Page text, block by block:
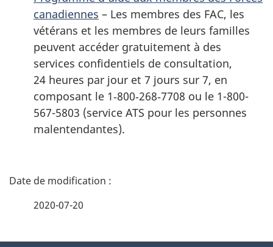
canadiennes – Les membres des FAC, les
vétérans et les membres de leurs familles
peuvent accéder gratuitement à des
services confidentiels de consultation,
24 heures par jour et 7 jours sur 7, en
composant le 1‑800‑268‑7708 ou le 1-800-
567-5803 (service ATS pour les personnes
malentendantes).
D
2020-07-20